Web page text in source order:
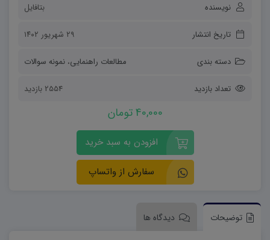
نویسنده بتافایل
تاریخ انتشار ۲۹ شهریور ۱۴۰۲
دسته بندی مطالعات راهنمایی، نمونه سوالات
تعداد بازدید 2554 بازدید
40,000 تومان
افزودن به سبد خرید
سفارش از واتساپ
توضیحات دیدگاه ها